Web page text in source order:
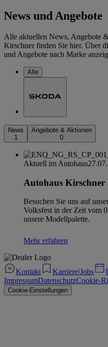
News und Angebote
Alle aktuellen News, Angebote
Kirschner finden Sie hier. Über
und Angebote nach Marke
Alle
News
1
Angebote & Aktionen
0
Aktuell im Autohaus
Autohaus Kirschner
Besuchen Sie uns auf
Volksfest in der Zeit vom
unsere Modellpalette.
Mehr erfahren
Kontakt Karriere/Jobs
ImpressumDatenschutzCookie-
Cookie-Einstellungen